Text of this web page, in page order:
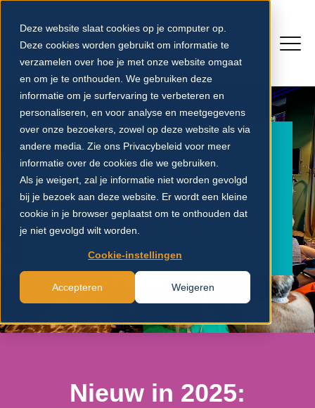
Deze website slaat cookies op je computer op.
Deze cookies worden gebruikt om informatie te
verzamelen over hoe je met onze website omgaat
en om je te onthouden. We gebruiken deze
informatie om je surfervaring te verbeteren en
personaliseren, en voor analyse en meetgegevens
over onze bezoekers, zowel op deze website als via
andere media. Zie ons Privacybeleid voor meer
informatie over de cookies die we gebruiken.
Als je weigert, zal je informatie niet worden gevolgd
bij je bezoek aan deze website. Er wordt een kleine
cookie in je browser geplaatst om te onthouden dat
je niet gevolgd wilt worden.
Cookie-instellingen
Accepteren Weigeren
VM
PACKAGING
AWARDS 2025
Nieuw in 2025: